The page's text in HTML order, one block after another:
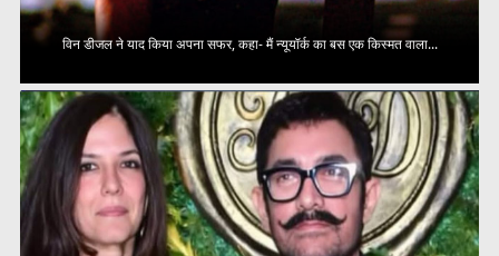
विन डीजल ने याद किया अपना सफर, कहा- मैं न्यूयॉर्क का बस एक किस्मत वाला...